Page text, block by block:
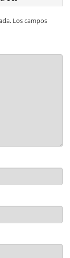
Los campos